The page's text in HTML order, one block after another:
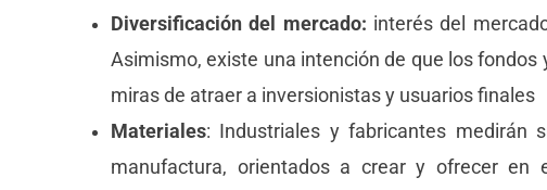
Diversificación del mercado: interés del
Asimismo, existe una intención de que los
miras de atraer a inversionistas y usuarios finales
Materiales: Industriales y fabricantes medirán
manufactura, orientados a crear y ofrecer en